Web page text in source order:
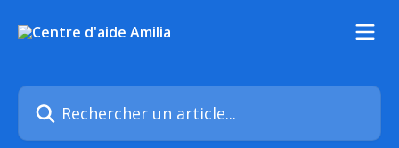
Rechercher un article...